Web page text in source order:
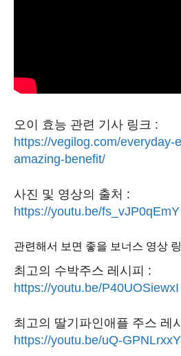
오이 효능 관련 기사 링크 :
https://vegilog.com/everyday-
amazing-benefit/
사진 및 영상의 출처 :
https://youtu.be/fs_vJP0qEmY
관련해서 보면 좋을 보너스 영상
최고의 수박주스 레시피 :
https://youtu.be/P40UOSiewxI
최고의 딸기파인애플 주스 레
https://youtu.be/uQ-GPNLrxxY